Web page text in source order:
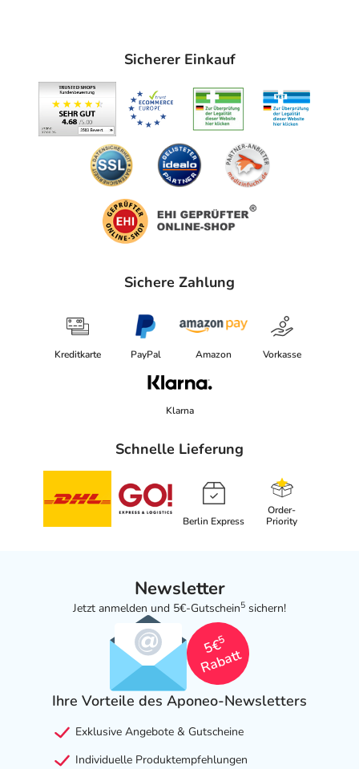
Sicherer Einkauf
Sichere Zahlung
Kreditkarte PayPal Amazon Vorkasse
Klarna
Schnelle Lieferung
Berlin Express
Order-
Priority
Newsletter
Jetzt anmelden und 5€-Gutschein5 sichern!
5€
5
Rabatt
Ihre Vorteile des Aponeo-Newsletters
Exklusive Angebote & Gutscheine
Individuelle Produktempfehlungen